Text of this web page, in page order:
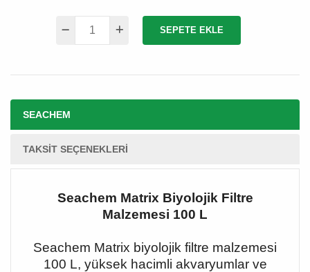
SEPETE EKLE
SEACHEM
TAKSIT SEÇENEKLERI
Seachem Matrix Biyolojik Filtre
Malzemesi 100 L
Seachem Matrix biyolojik filtre malzemesi
100 L, yüksek hacimli akvaryumlar ve